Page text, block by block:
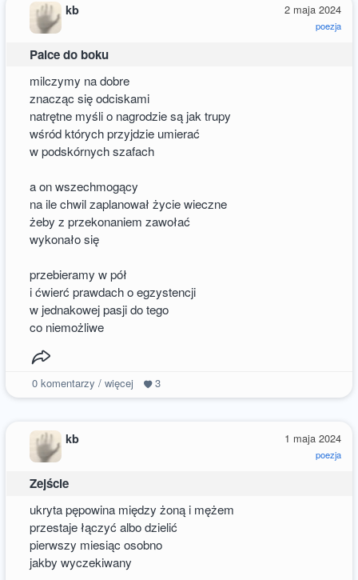
2 maja 2024
poezja
kb
Palce do boku
milczymy na dobre
znacząc się odciskami
natrętne myśli o nagrodzie są jak trupy
wśród których przyjdzie umierać
w podskórnych szafach
a on wszechmogący
na ile chwil zaplanował życie wieczne
żeby z przekonaniem zawołać
wykonało się
przebieramy w pół
i ćwierć prawdach o egzystencji
w jednakowej pasji do tego
co niemożliwe
0komentarzy / więcej 3
1 maja 2024
poezja
kb
Zejście
ukryta pępowina między żoną i mężem
przestaje łączyć albo dzielić
pierwszy miesiąc osobno
jakby wyczekiwany